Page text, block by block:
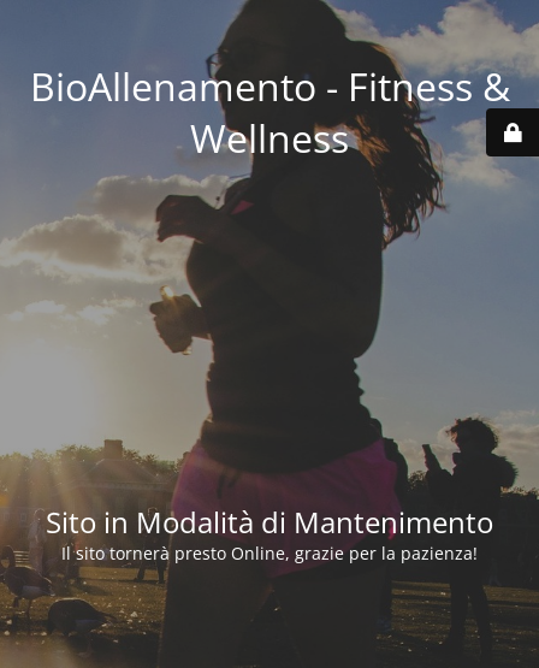
BioAllenamento - Fitness &
Wellness
Sito in Modalità di Mantenimento
Il sito tornerà presto Online, grazie per la pazienza!